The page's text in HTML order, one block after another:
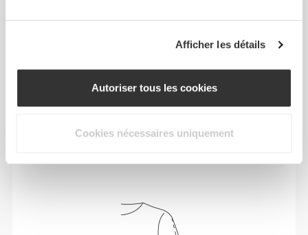
Afficher les détails
Autoriser tous les cookies
Cookies nécessaires uniquement
Liberté de mouvement et confort au quotidien,